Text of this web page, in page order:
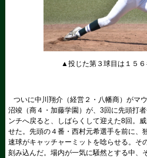
▲投じた第３球目は１５６
ついに中川翔介（経営２・八幡商）がマ
沼竣（商４・加藤学園）が、3回に先頭打
ンチへ戻ると、しばらくして迎えた8回。
せた。先頭の４番・西村元希選手を前に、
速球がキャッチャーミットを唸らせる。そ
刻み込んだ。場内が一気に騒然とする中、